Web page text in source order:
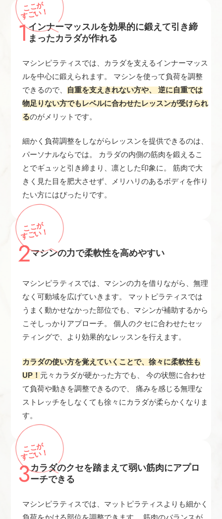
ここが
すごい！
1インナーマッスルを効果的に鍛えて引き締
まったカラダが作れる
マシンピラティスでは、カラダを支えるインナーマッス
ルを中心に鍛えられます。 マシンを使って負荷を調整
できるので、
自重を支えきれない方や、 逆に自重では
物足りない方でもレベルに合わせたレッスンが受けられ
るのがメリットです。
細かく負荷調整をしながらレッスンを提供できるのは、
パーソナルならでは。 カラダの内側の筋肉を鍛えるこ
とでギュッと引き締まり、凛とした印象に。 筋肉で大
きく見た目を肥大させず、メリハリのあるボディを作り
たい方にはぴったりです。
ここが
すごい！
2マシンの力で柔軟性を高めやすい
マシンピラティスでは、マシンの力を借りながら、無理
なく可動域を広げていきます。 マットピラティスでは
うまく動かせなかった部位でも、マシンが補助するから
こそしっかりアプローチ。 個人のクセに合わせたセッ
ティングで、より効果的なレッスンを行えます。
カラダの使い方を覚えていくことで、徐々に柔軟性も
UP！ 元々カラダが硬かった方でも、 今の状態に合わせ
て負荷や動きを調整できるので、 痛みを感じる無理な
ストレッチをしなくても徐々にカラダが柔らかくなりま
す。
ここが
すごい！
3カラダのクセを踏まえて弱い筋肉にアプロ
ーチできる
マシンピラティスでは、マットピラティスよりも細かく
負荷をかける部位を調整できます。 筋肉のバランスが